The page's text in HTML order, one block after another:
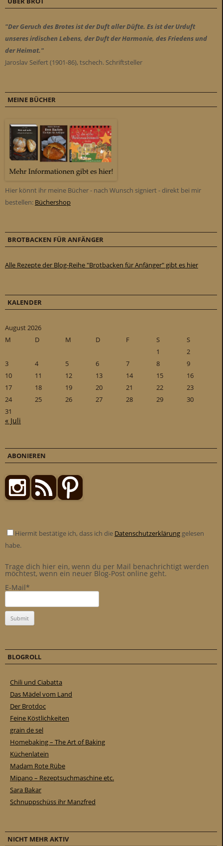
"Der Geruch des Brotes ist der Duft aller Düfte. Es ist der Urduft
unseres irdischen Lebens, der Duft der Harmonie, des Friedens und
der Heimat."
Jaroslav Seifert (1901-86), tschech. Schriftsteller
MEINE BÜCHER
Hier könnt ihr meine Bücher - nach Wunsch signiert - direkt bei mir
bestellen: Büchershop
BROTBACKEN FÜR ANFÄNGER
Alle Rezepte der Blog-Reihe "Brotbacken für Anfänger" gibt es hier
KALENDER
August 2026
M
D M D F S
S
1
2
3
4 5 6 7 8
9
10
11 12 13 14 15
16
17
18 19 20 21 22
23
24
25 26 27 28 29
30
31
« Juli
ABONIEREN
Hiermit bestätige ich, dass ich die Datenschutzerklärung gelesen
habe.
Trage dich hier ein, wenn du per Mail benachrichtigt werden
möchtest, wenn ein neuer Blog-Post online geht.
E-Mail*
BLOGROLL
Chili und Ciabatta
Das Mädel vom Land
Der Brotdoc
Feine Köstlichkeiten
grain de sel
Homebaking – The Art of Baking
Küchenlatein
Madam Rote Rübe
Mipano – Rezeptsuchmaschine etc.
Sara Bakar
Schnuppschüss ihr Manzfred
NICHT MEHR AKTIV